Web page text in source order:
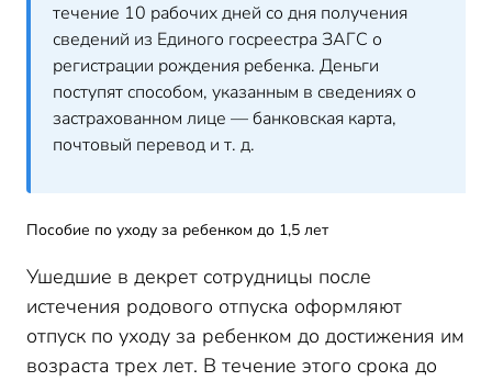
течение 10 рабочих дней со дня получения
сведений из Единого госреестра ЗАГС о
регистрации рождения ребенка. Деньги
поступят способом, указанным в сведениях о
застрахованном лице — банковская карта,
почтовый перевод и т. д.
Пособие по уходу за ребенком до 1,5 лет
Ушедшие в декрет сотрудницы после
истечения родового отпуска оформляют
отпуск по уходу за ребенком до достижения им
возраста трех лет. В течение этого срока до